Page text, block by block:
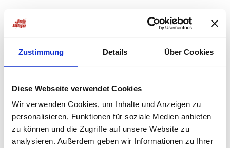
Zustimmung Details Über Cookies
Diese Webseite verwendet Cookies
Wir verwenden Cookies, um Inhalte und Anzeigen zu
personalisieren, Funktionen für soziale Medien anbieten
zu können und die Zugriffe auf unsere Website zu
analysieren. Außerdem geben wir Informationen zu Ihrer